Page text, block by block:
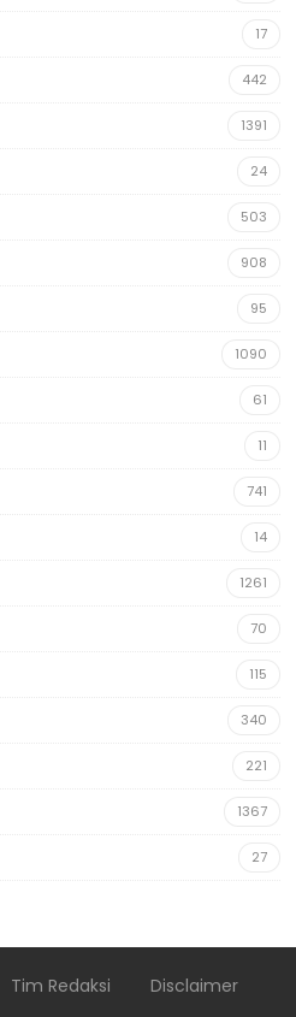
17
442
1391
24
503
908
95
1090
61
11
741
14
1261
70
115
340
221
1367
27
Tim Redaksi
Disclaimer